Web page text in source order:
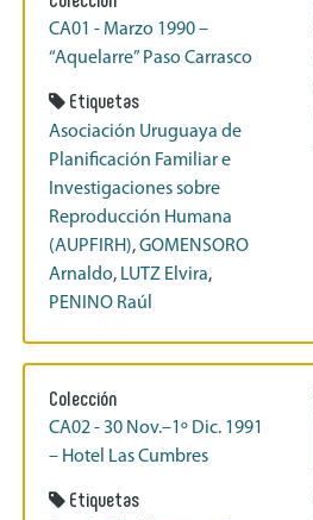
CA01 - Marzo 1990 –
“Aquelarre” Paso Carrasco
Etiquetas
Asociación Uruguaya de
Planificación Familiar e
Investigaciones sobre
Reproducción Humana
(AUPFIRH),GOMENSORO
Arnaldo, LUTZ Elvira,
PENINO Raúl
Colección
CA02 - 30 Nov.–1º Dic. 1991
– Hotel Las Cumbres
Etiquetas